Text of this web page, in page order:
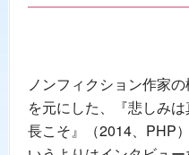
ノンフィクション作家
を元にした、『悲しみ
長こそ』（2014、PHP